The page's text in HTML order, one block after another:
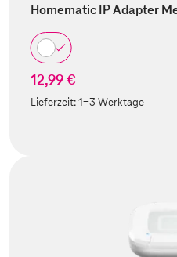
Homematic IP Adapter
12,99 €
Lieferzeit:1-3 Werktage